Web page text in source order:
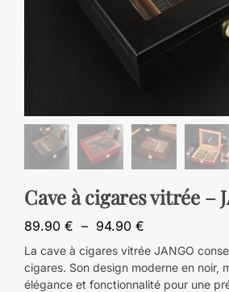
Cave à cigares vitrée –
89.90 € – 94.90 €
La cave à cigares vitrée JANGO
cigares. Son design moderne en noir,
élégance et fonctionnalité pour une